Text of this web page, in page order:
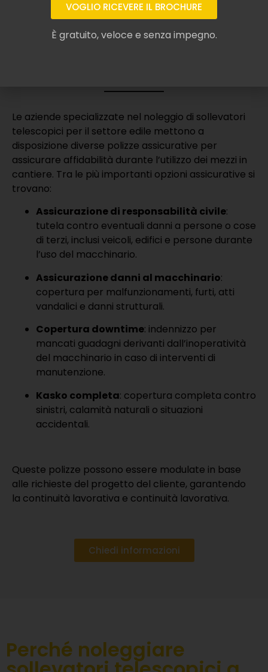
Assicurazione per
sollevatore telescopico
Le aziende specializzate nel noleggio di sollevatori
telescopici per il settore edile mettono a
disposizione diverse polizze assicurative per
assicurare affidabilità durante l’utilizzo dei mezzi in
cantiere. Tra le più importanti opzioni assicurative si
trovano:
Assicurazione di responsabilità civile:
tutela contro eventuali danni a persone o cose
di terzi, inclusi veicoli, edifici e persone durante
l’uso del macchinario.
Assicurazione danni al macchinario:
copertura per malfunzionamenti, furti, atti
vandalici e danni strutturali.
Copertura downtime: indennizzo per
mancati guadagni derivanti dall’inoperatività
del macchinario in caso di interventi di
manutenzione.
Kasko completa: copertura completa contro
sinistri, calamità naturali o situazioni
accidentali.
Queste polizze possono essere modulate in base
alle richieste del progetto del cliente, garantendo
la continuità lavorativa e continuità lavorativa.
Chiedi informazioni
Perché noleggiare
VOGLIO RICEVERE IL BROCHURE
È gratuito, veloce e senza impegno.